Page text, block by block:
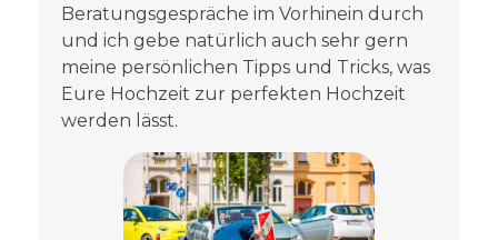
Beratungsgespräche im Vorhinein durch
und ich gebe natürlich auch sehr gern
meine persönlichen Tipps und Tricks, was
Eure Hochzeit zur perfekten Hochzeit
werden lässt.